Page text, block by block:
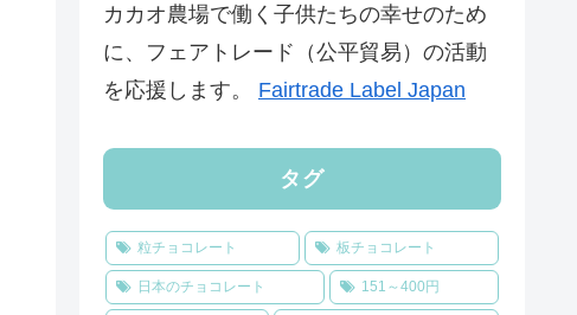
カカオ農場で働く子供たちの幸せのため
に、フェアトレード（公平貿易）の活動
を応援します。 Fairtrade Label Japan
タグ
粒チョコレート 板チョコレート
日本のチョコレート 151～400円